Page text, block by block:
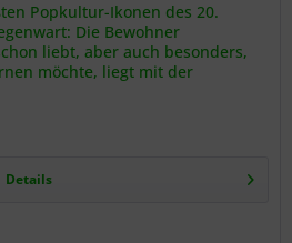
Popkultur-Ikonen des 20.
Die Bewohner
liebt, aber auch besonders,
möchte, liegt mit der
Details